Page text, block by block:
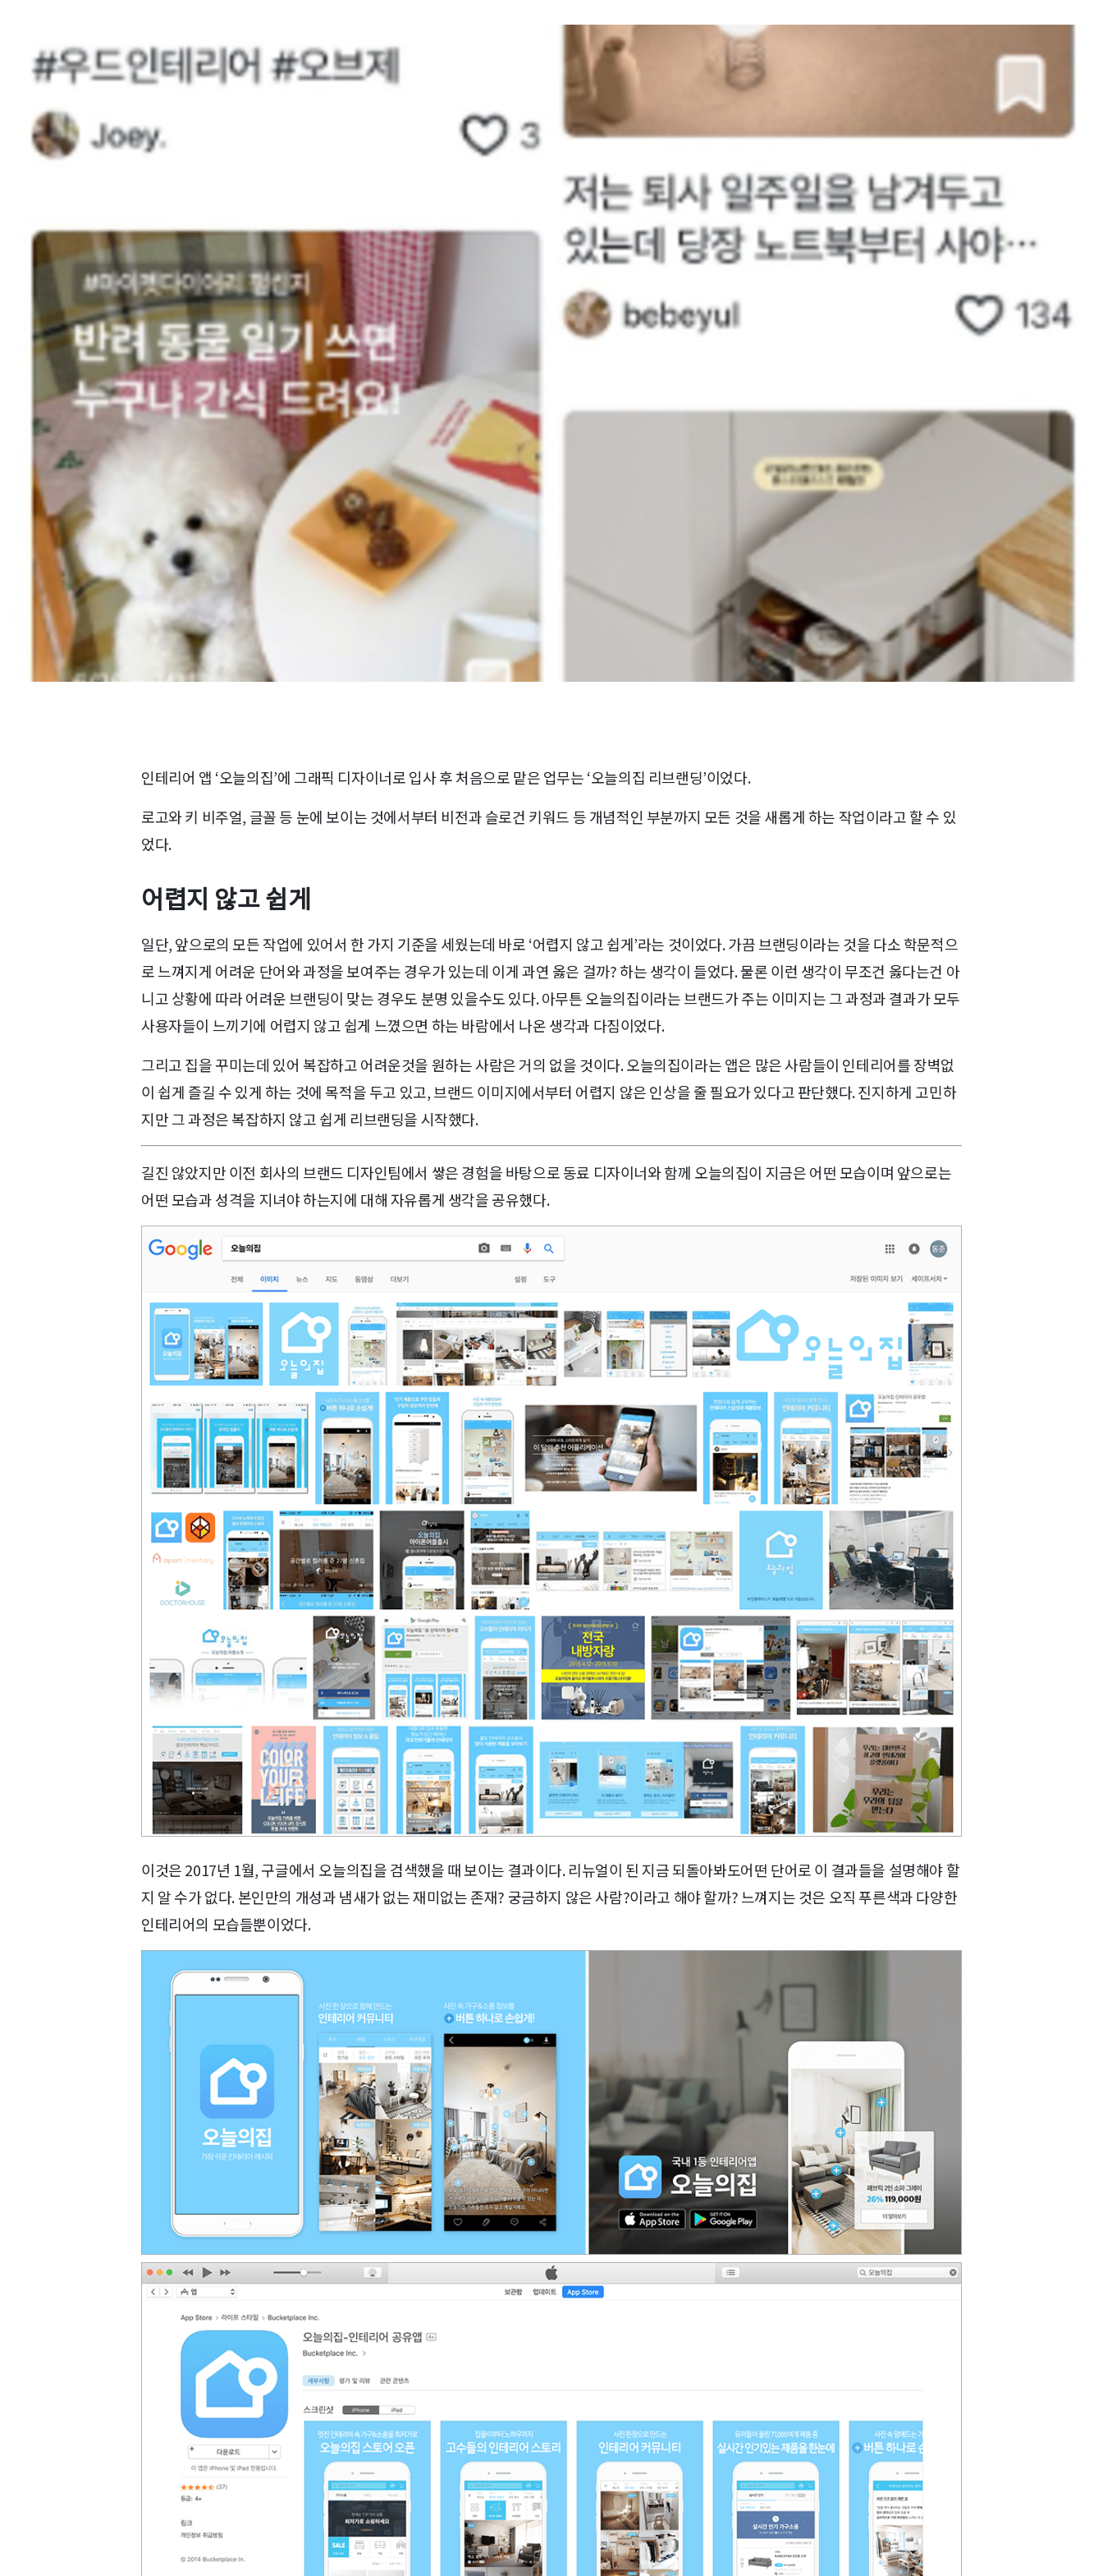
인테리어 앱 ‘오늘의집’에 그래픽 디자이너로 입사 후 처음으로 맡은 업무는 ‘오늘의집 리브랜딩’이었다.
로고와 키 비주얼, 글꼴 등 눈에 보이는 것에서부터 비전과 슬로건 키워드 등 개념적인 부분까지 모든 것을 새롭게 하는 작업이라고 할 수 있
었다.
어렵지 않고 쉽게
일단, 앞으로의 모든 작업에 있어서 한 가지 기준을 세웠는데 바로 ‘어렵지 않고 쉽게’라는 것이었다. 가끔 브랜딩이라는 것을 다소 학문적으
로 느껴지게 어려운 단어와 과정을 보여주는 경우가 있는데 이게 과연 옳은 걸까? 하는 생각이 들었다. 물론 이런 생각이 무조건 옳다는건 아
니고 상황에 따라 어려운 브랜딩이 맞는 경우도 분명 있을수도 있다. 아무튼 오늘의집이라는 브랜드가 주는 이미지는 그 과정과 결과가 모두
사용자들이 느끼기에 어렵지 않고 쉽게 느꼈으면 하는 바람에서 나온 생각과 다짐이었다.
그리고 집을 꾸미는데 있어 복잡하고 어려운것을 원하는 사람은 거의 없을 것이다. 오늘의집이라는 앱은 많은 사람들이 인테리어를 장벽없
이 쉽게 즐길 수 있게 하는 것에 목적을 두고 있고, 브랜드 이미지에서부터 어렵지 않은 인상을 줄 필요가 있다고 판단했다. 진지하게 고민하
지만 그 과정은 복잡하지 않고 쉽게 리브랜딩을 시작했다.
길진 않았지만 이전 회사의 브랜드 디자인팀에서 쌓은 경험을 바탕으로 동료 디자이너와 함께 오늘의집이 지금은 어떤 모습이며 앞으로는
어떤 모습과 성격을 지녀야 하는지에 대해 자유롭게 생각을 공유했다.
이것은 2017년 1월, 구글에서 오늘의집을 검색했을 때 보이는 결과이다. 리뉴얼이 된 지금 되돌아봐도어떤 단어로 이 결과들을 설명해야 할
지 알 수가 없다. 본인만의 개성과 냄새가 없는 재미없는 존재? 궁금하지 않은 사람?이라고 해야 할까? 느껴지는 것은 오직 푸른색과 다양한
인테리어의 모습들뿐이었다.